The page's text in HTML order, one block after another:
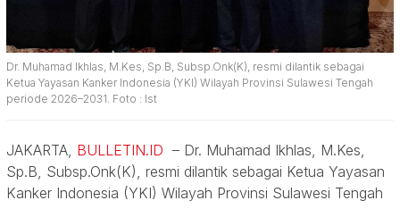
Dr. Muhamad Ikhlas, M.Kes, Sp.B, Subsp.Onk(K), resmi dilantik sebagai
Ketua Yayasan Kanker Indonesia (YKI) Wilayah Provinsi Sulawesi Tengah
periode 2026–2031. Foto : Ist
JAKARTA, BULLETIN.ID – Dr. Muhamad Ikhlas, M.Kes,
Sp.B, Subsp.Onk(K), resmi dilantik sebagai Ketua Yayasan
Kanker Indonesia (YKI) Wilayah Provinsi Sulawesi Tengah